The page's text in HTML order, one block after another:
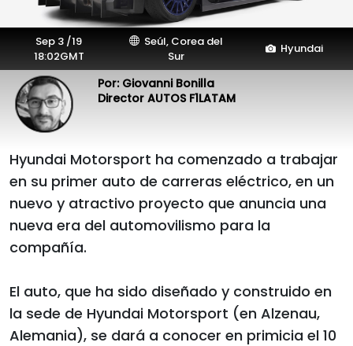
Sep 3 /19
18:02GMT
Seúl, Corea del
Sur
Hyundai
Por: Giovanni Bonilla
Director AUTOS F1LATAM
Hyundai Motorsport ha comenzado a trabajar
en su primer auto de carreras eléctrico, en un
nuevo y atractivo proyecto que anuncia una
nueva era del automovilismo para la
compañía.
El auto, que ha sido diseñado y construido en
la sede de Hyundai Motorsport (en Alzenau,
Alemania), se dará a conocer en primicia el 10